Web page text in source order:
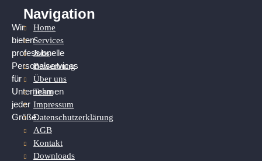
Wir
bieten
professionelle
Personalservices
für
Unternehmen
jeder
Größe.
Navigation
Home
Services
Jobs
Bewerbung
Über uns
Team
Impressum
Datenschutzerklärung
AGB
Kontakt
Downloads